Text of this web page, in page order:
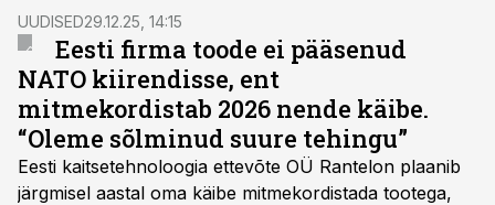
omanikke ja juht Karl Taklaja selgitas Äripäeva
raadiole, et Eesti liigub droonitõrjes õiges suunas, kuid
kiire eskalatsiooni korral ei pruugi kõik vajalikud
eeldused veel olemas olla.
UUDISED29.12.25, 14:15
Eesti firma toode ei pääsenud
NATO kiirendisse, ent
mitmekordistab 2026 nende käibe.
“Oleme sõlminud suure tehingu”
Eesti kaitsetehnoloogia ettevõte OÜ Rantelon plaanib
järgmisel aastal oma käibe mitmekordistada tootega,